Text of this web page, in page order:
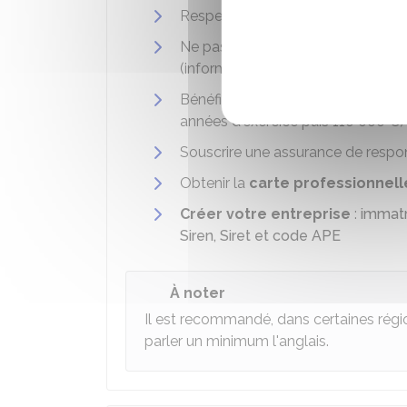
Respecter les conditions pour
Ne pas avoir subi une
(informations présentes sur le
Bénéficier d'une
années d'exercice puis110 000 €
Souscrire une assurance de
Obtenir la carte
Créer votre entreprise :
Siren, Siret et code APE
À noter
Il est recommandé, dans certaines
parler un minimum l'anglais.